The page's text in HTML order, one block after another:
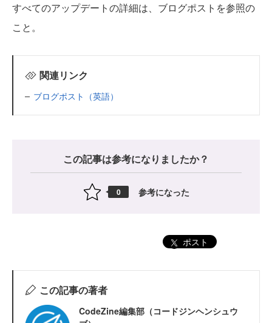
すべてのアップデートの詳細は、ブログポストを参照の
こと。
関連リンク
ブログポスト（英語）
この記事は参考になりましたか？
0 参考になった
ポスト
この記事の著者
CodeZine編集部（コードジンヘンシュウ